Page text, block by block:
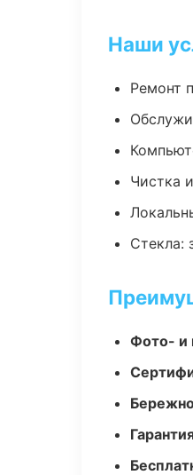
Наши
Ремонт
Чистка
Стекла:
Фото- и